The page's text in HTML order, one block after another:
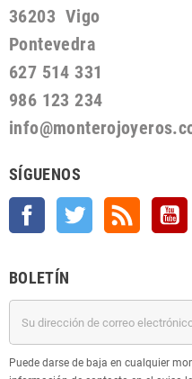
36203 Vigo
Pontevedra
627 514 331
986 123 234
SÍGUENOS
Facebook Twitter
BOLETÍN
Puede darse de baja en cualquier